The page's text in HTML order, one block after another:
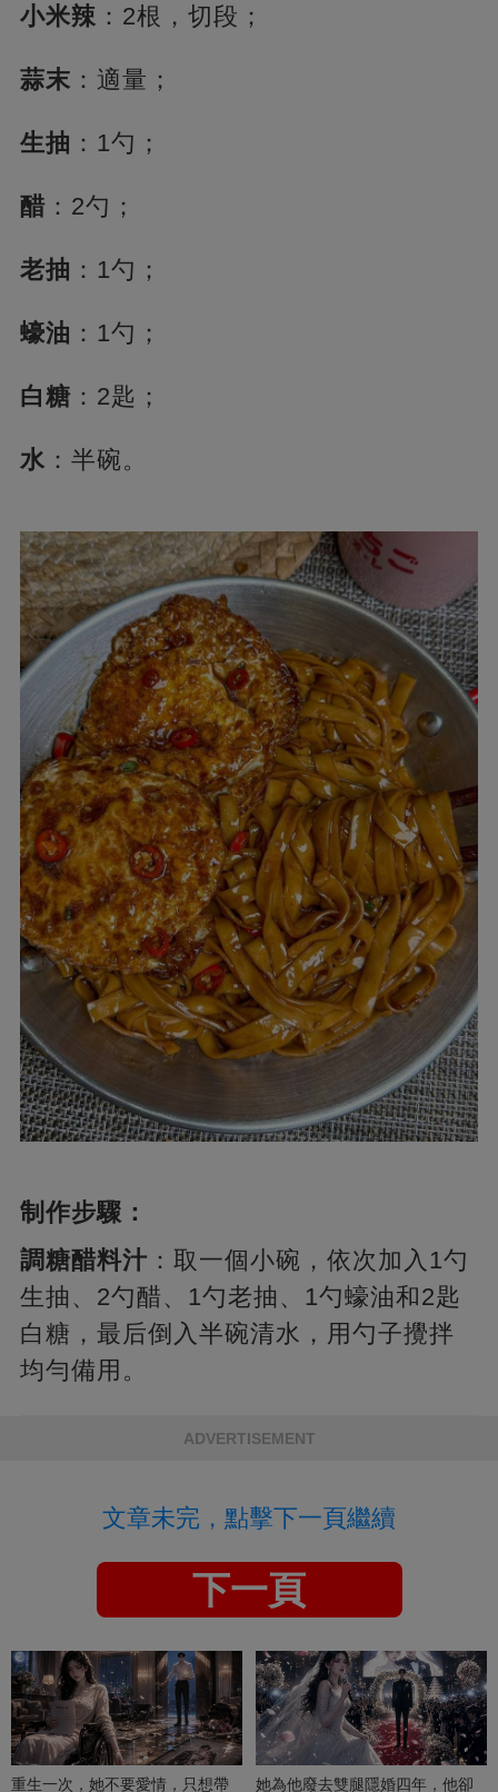
小米辣 ：2根，切段；
蒜末 ：適量；
生抽 ：1勺；
醋：2勺；
老抽 ：1勺；
蠔油 ：1勺；
白糖 ：2匙；
水：半碗。
制作步驟：
調糖醋料汁 ：取一個小碗，依次加入1勺
生抽、2勺醋、1勺老抽、1勺蠔油和2匙
白糖，最后倒入半碗清水，用勺子攪拌
均勻備用。
ADVERTISEMENT
文章未完，點擊下一頁繼續
下一頁
重生一次，她不要愛情，只想帶 她為他廢去雙腿隱婚四年，他卻